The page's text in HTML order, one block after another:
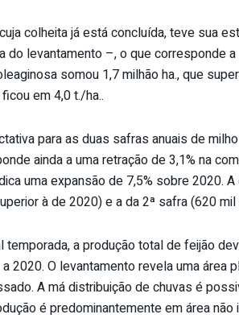
colheita já está concluída, teve sua
do levantamento –, o que corresponde
somou 1,7 milhão ha., que
em 4,0 t./ha..
para as duas safras anuais de
ainda a uma retração de 3,1% na
uma expansão de 7,5% sobre 2020.
à de 2020) e a da 2ª safra (620
temporada, a produção total de feijão
2020. O levantamento revela uma área
A má distribuição de chuvas é
é predominantemente em área não